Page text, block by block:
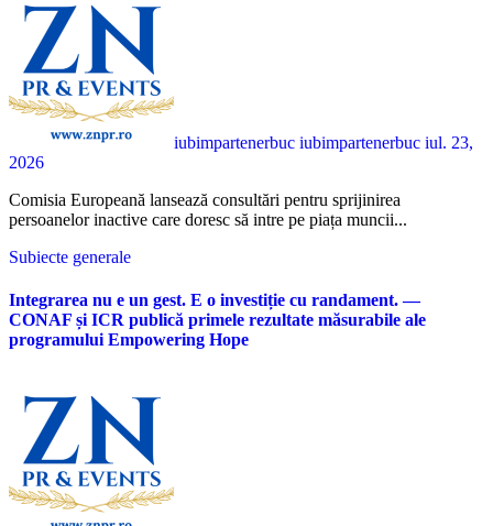
iubimpartenerbuc iubimpartenerbuc iul. 23,
2026
Comisia Europeană lansează consultări pentru sprijinirea
persoanelor inactive care doresc să intre pe piața muncii...
Subiecte generale
Integrarea nu e un gest. E o investiție cu randament. —
CONAF și ICR publică primele rezultate măsurabile ale
programului Empowering Hope